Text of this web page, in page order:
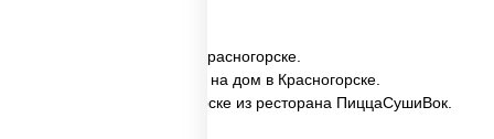
✅ Набор №4 заказать в Красногорске.
✅ Набор №4 с доставкой на дом в Красногорске.
✅ Набор №4 в Красногорске из ресторана ПиццаСушиВок.